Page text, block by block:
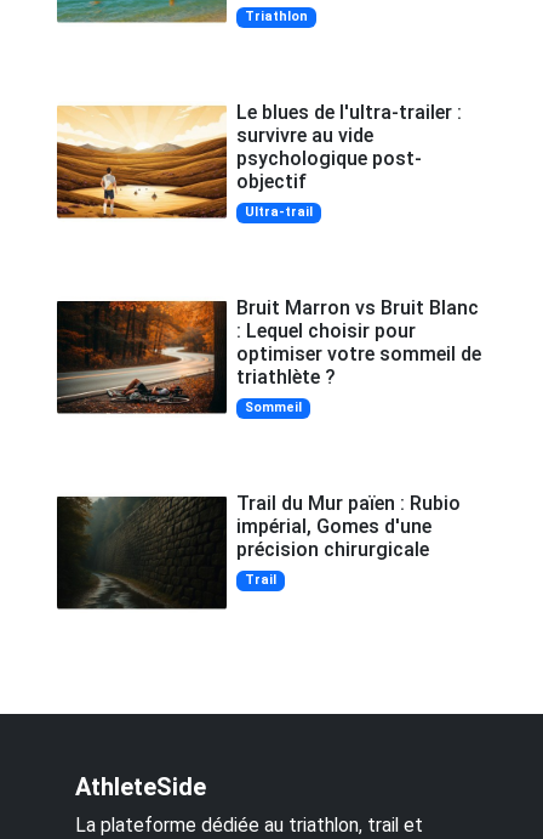
Triathlon
Le blues de l'ultra-trailer :
survivre au vide
psychologique post-
objectif
Ultra-trail
Bruit Marron vs Bruit Blanc
: Lequel choisir pour
optimiser votre sommeil de
triathlète ?
Sommeil
Trail du Mur païen : Rubio
impérial, Gomes d'une
précision chirurgicale
Trail
AthleteSide
La plateforme dédiée au triathlon, trail et